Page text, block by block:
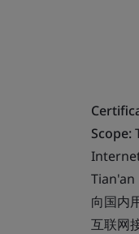
Scope:
向国内
互联网